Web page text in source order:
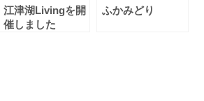
江津湖Livingを開
催しました
ふかみどり